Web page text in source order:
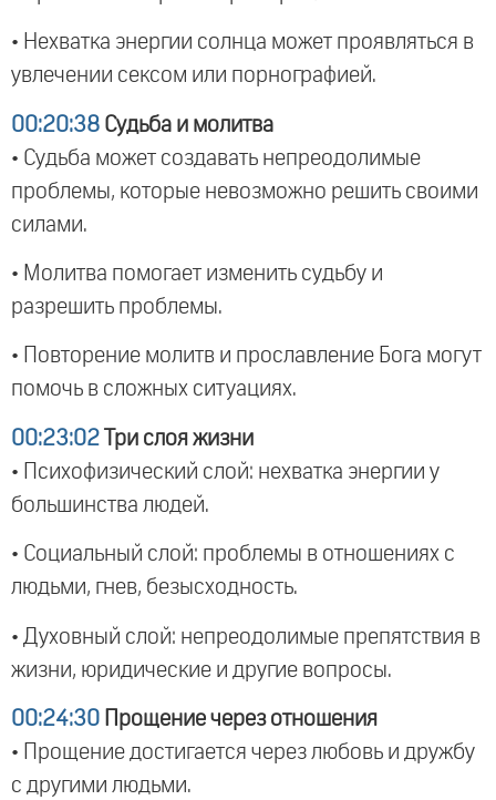
• Нехватка энергии солнца может проявляться в
увлечении сексом или порнографией.
00:20:38 Судьба и молитва
• Судьба может создавать непреодолимые
проблемы, которые невозможно решить своими
силами.
• Молитва помогает изменить судьбу и
разрешить проблемы.
• Повторение молитв и прославление Бога могут
помочь в сложных ситуациях.
00:23:02 Три слоя жизни
• Психофизический слой: нехватка энергии у
большинства людей.
• Социальный слой: проблемы в отношениях с
людьми, гнев, безысходность.
• Духовный слой: непреодолимые препятствия в
жизни, юридические и другие вопросы.
00:24:30 Прощение через отношения
• Прощение достигается через любовь и дружбу
с другими людьми.